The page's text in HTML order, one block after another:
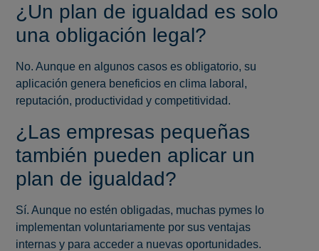
¿Un plan de igualdad es solo
una obligación legal?
No. Aunque en algunos casos es obligatorio, su
aplicación genera beneficios en clima laboral,
reputación, productividad y competitividad.
¿Las empresas pequeñas
también pueden aplicar un
plan de igualdad?
Sí. Aunque no estén obligadas, muchas pymes lo
implementan voluntariamente por sus ventajas
internas y para acceder a nuevas oportunidades.